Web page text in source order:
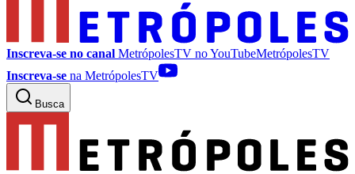
Inscreva-se no canal MetrópolesTV noYouTubeMetrópolesTV
Inscreva-se na MetrópolesTV
Busca